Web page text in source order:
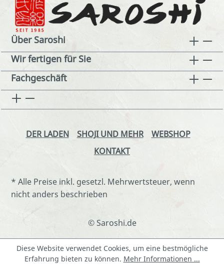
Über Saroshi
Wir fertigen für Sie
Fachgeschäft
DER LADEN SHOJI UND MEHR
WEBSHOP
KONTAKT
* Alle Preise inkl. gesetzl. Mehrwertsteuer, wenn
nicht anders beschrieben
© Saroshi.de
Diese Website verwendet Cookies, um eine bestmögliche
Erfahrung bieten zu können. Mehr Informationen ...